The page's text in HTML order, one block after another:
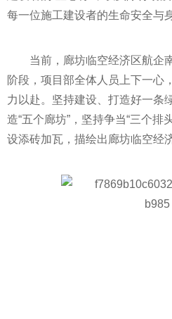
每一位施工建设者的生命安全与
当前，廊坊临空经济区航企
阶段，项目部全体人员上下一心
力以赴。坚持建设、打造好一条
造“五个廊坊”，坚持争当“三个排
设添砖加瓦，描绘出廊坊临空经